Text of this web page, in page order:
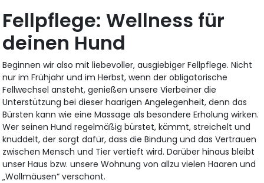
Fellpflege: Wellness für
deinen Hund
Beginnen wir also mit liebevoller, ausgiebiger Fellpflege. Nicht
nur im Frühjahr und im Herbst, wenn der obligatorische
Fellwechsel ansteht, genießen unsere Vierbeiner die
Unterstützung bei dieser haarigen Angelegenheit, denn das
Bürsten kann wie eine Massage als besondere Erholung wirken.
Wer seinen Hund regelmäßig bürstet, kämmt, streichelt und
knuddelt, der sorgt dafür, dass die Bindung und das Vertrauen
zwischen Mensch und Tier vertieft wird. Darüber hinaus bleibt
unser Haus bzw. unsere Wohnung von allzu vielen Haaren und
„Wollmäusen“ verschont.